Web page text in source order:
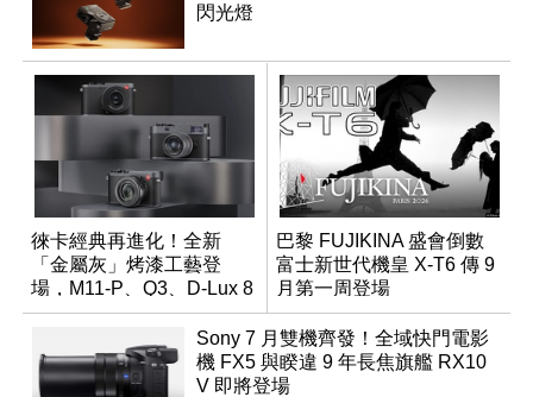
閃光燈
徠卡經典再進化！全新
「金屬灰」烤漆工藝登
場，M11-P、Q3、D-Lux 8
領銜換裝
巴黎 FUJIKINA 盛會倒數
富士新世代機皇 X-T6 傳 9
月第一周登場
Sony 7 月雙機齊發！全域快門電影
機 FX5 與睽違 9 年長焦旗艦 RX10
V 即將登場